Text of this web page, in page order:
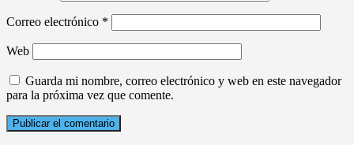
Correo electrónico *
Web
Guarda mi nombre, correo electrónico y web en este navegador
para la próxima vez que comente.